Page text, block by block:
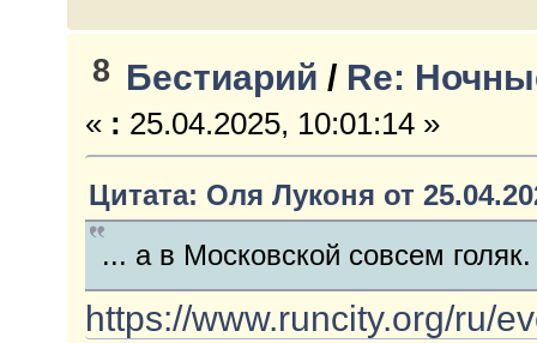
8 Бестиарий / Re:
« : 25.04.2025, 10:01:14 »
Цитата: Оля Луконя от
... а в Московской совсем голяк.
https://www.runcity.org/ru/